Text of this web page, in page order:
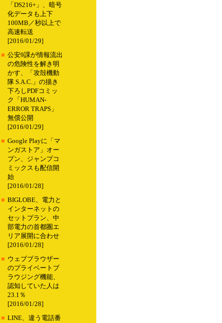
「DS216+」、暗号
化データも上下
100MB／秒以上で
高速転送
[2016/01/29]
■ 公安9課が情報流出
の危険性を解き明
かす、「攻殻機動
隊 S.A.C.」の描き
下ろしPDFコミッ
ク「HUMAN-
ERROR TRAPS」
無償公開
[2016/01/29]
■ Google Playに「マ
ンガストア」オー
プン、ジャンプコ
ミックスも配信開
始
[2016/01/28]
■ BIGLOBE、電力と
インターネットの
セットプラン、中
部電力の首都圏エ
リア展開に合わせ
[2016/01/28]
■ ウェブブラウザー
のプライベートブ
ラウジング機能、
認知していた人は
23.1％
[2016/01/28]
■ LINE、違う電話番